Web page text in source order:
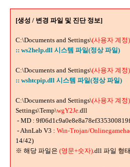
[생성 / 변경 파일 및 진단 정보]
C:\Documents and Settings\(사용자 계정)
:: ws2help.dll 시스템 파일(정상 파일)
C:\Documents and Settings\(사용자 계정)
:: wshtcpip.dll 시스템 파일(정상 파일)
C:\Documents and Settings\(사용자 계정)
Settings\Temp\wgY2Je.dll
- MD :
- AhnLab V3 : Win-Trojan/
14/42)
※ 해당 파일은 (영문+숫자).dll 파일 형